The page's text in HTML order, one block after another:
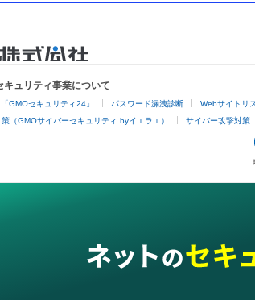
ュリティ事業について
GMOセキュリティ24」 パスワード漏洩診断 Webサイトリ
（GMOサイバーセキュリティ byイエラエ） サイバー攻撃対策